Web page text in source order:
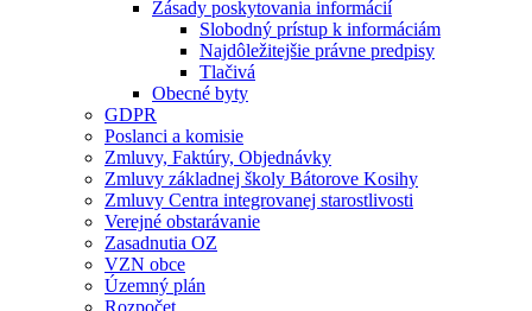
Zásady poskytovania informácií
Slobodný prístup k informáciám
Najdôležitejšie právne predpisy
Tlačivá
Obecné byty
GDPR
Poslanci a komisie
Zmluvy, Faktúry, Objednávky
Zmluvy základnej školy Bátorove Kosihy
Zmluvy Centra integrovanej starostlivosti
Verejné obstarávanie
Zasadnutia OZ
VZN obce
Územný plán
Rozpočet